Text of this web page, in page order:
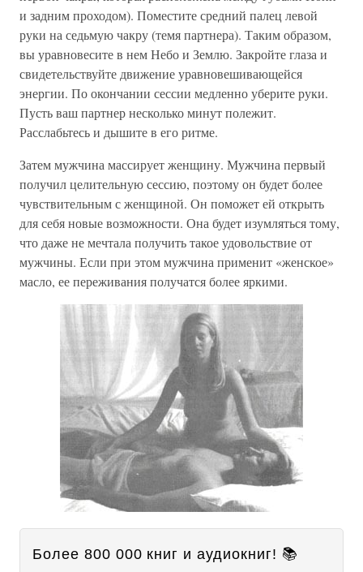
и задним проходом). Поместите средний палец левой
руки на седьмую чакру (темя партнера). Таким образом,
вы уравновесите в нем Небо и Землю. Закройте глаза и
свидетельствуйте движение уравновешивающейся
энергии. По окончании сессии медленно уберите руки.
Пусть ваш партнер несколько минут полежит.
Расслабьтесь и дышите в его ритме.
Затем мужчина массирует женщину. Мужчина первый
получил целительную сессию, поэтому он будет более
чувствительным с женщиной. Он поможет ей открыть
для себя новые возможности. Она будет изумляться тому,
что даже не мечтала получить такое удовольствие от
мужчины. Если при этом мужчина применит «женское»
масло, ее переживания получатся более яркими.
Более 800 000 книг и аудиокниг! 📚